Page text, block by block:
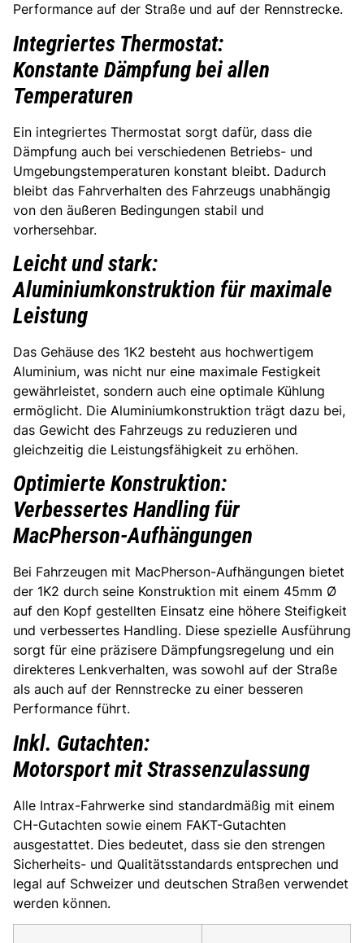
Performance auf der Straße und auf der Rennstrecke.
Integriertes Thermostat:
Konstante Dämpfung bei allen
Temperaturen
Ein integriertes Thermostat sorgt dafür, dass die
Dämpfung auch bei verschiedenen Betriebs- und
Umgebungstemperaturen konstant bleibt. Dadurch
bleibt das Fahrverhalten des Fahrzeugs unabhängig
von den äußeren Bedingungen stabil und
vorhersehbar.
Leicht und stark:
Aluminiumkonstruktion für maximale
Leistung
Das Gehäuse des 1K2 besteht aus hochwertigem
Aluminium, was nicht nur eine maximale Festigkeit
gewährleistet, sondern auch eine optimale Kühlung
ermöglicht. Die Aluminiumkonstruktion trägt dazu bei,
das Gewicht des Fahrzeugs zu reduzieren und
gleichzeitig die Leistungsfähigkeit zu erhöhen.
Optimierte Konstruktion:
Verbessertes Handling für
MacPherson-Aufhängungen
Bei Fahrzeugen mit MacPherson-Aufhängungen bietet
der 1K2 durch seine Konstruktion mit einem 45mm Ø
auf den Kopf gestellten Einsatz eine höhere Steifigkeit
und verbessertes Handling. Diese spezielle Ausführung
sorgt für eine präzisere Dämpfungsregelung und ein
direkteres Lenkverhalten, was sowohl auf der Straße
als auch auf der Rennstrecke zu einer besseren
Performance führt.
Inkl. Gutachten:
Motorsport mit Strassenzulassung
Alle Intrax-Fahrwerke sind standardmäßig mit einem
CH-Gutachten sowie einem FAKT-Gutachten
ausgestattet. Dies bedeutet, dass sie den strengen
Sicherheits- und Qualitätsstandards entsprechen und
legal auf Schweizer und deutschen Straßen verwendet
werden können.